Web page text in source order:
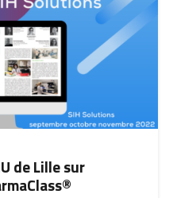
de Lille sur